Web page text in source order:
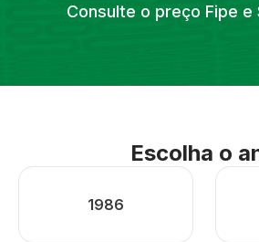
Consulte o preço Fipe e
Escolha o
1986